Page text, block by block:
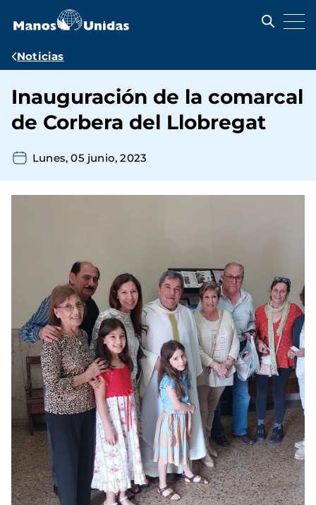
contenido
Ruta
navegación
Noticias
Inauguración de la comarcal
de Corbera del Llobregat
Lunes, 05 junio, 2023